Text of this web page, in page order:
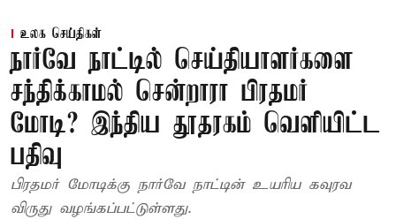
உலக செய்திகள்
நார்வே நாட்டில் செய்தியாளர்களை
சந்திக்காமல் சென்றாரா பிரதமர்
மோடி? இந்திய தூதரகம் வெளியிட்ட
பதிவு
பிரதமர் மோடிக்கு நார்வே நாட்டின் உயரிய கவுரவ
விருது வழங்கப்பட்டுள்ளது.